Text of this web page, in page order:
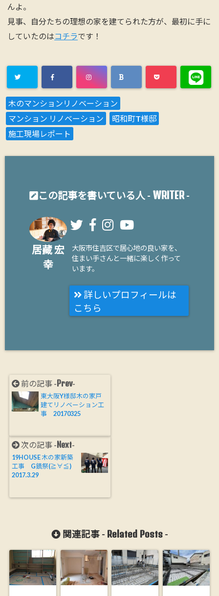
んよ。
見事、自分たちの理想の家を建てられた方が、最初に手に
していたのはコチラです！
木のマンションリノベーション
マンション リノベーション
昭和町T様邸
施工現場レポート
この記事を書いている人 - WRITER-
居藏 宏
幸
大阪市住吉区で居心地の良い家を、
住まい手さんと一緒に楽しく作って
います。
詳しいプロフィールは
こちら
前の記事 -Prev-
東大阪Y様邸木の家戸
建てリノベーション工
事 20170325
次の記事 -Next-
19HOUSE 木の家新築
工事 G鎮祭(≧∀≦)
2017.3.29
関連記事 - Related Posts-